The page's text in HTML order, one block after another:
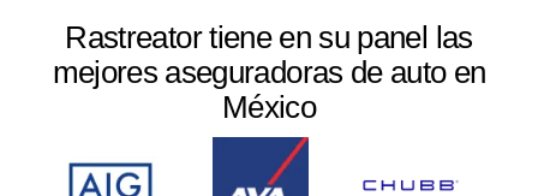
Rastreator tiene en su panel las
mejores aseguradoras de auto en
México